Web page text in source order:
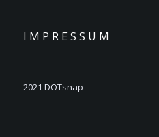
I M P R E S S U M
2021 DOTsnap